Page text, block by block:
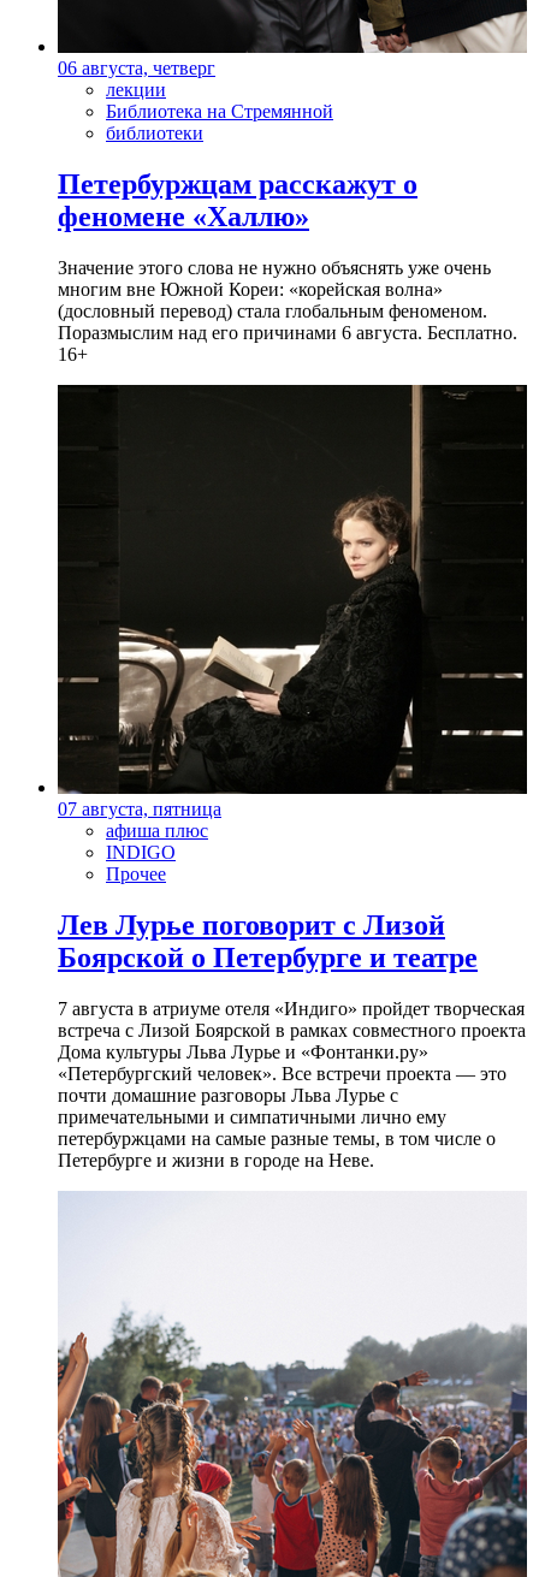
06 августа, четверг
лекции
Библиотека на Стремянной
библиотеки
Петербуржцам расскажут о
феномене «Халлю»
Значение этого слова не нужно объяснять уже очень
многим вне Южной Кореи: «корейская волна»
(дословный перевод) стала глобальным феноменом.
Поразмыслим над его причинами 6 августа. Бесплатно.
16+
07 августа, пятница
афиша плюс
INDIGO
Прочее
Лев Лурье поговорит с Лизой
Боярской о Петербурге и театре
7 августа в атриуме отеля «Индиго» пройдет творческая
встреча с Лизой Боярской в рамках совместного проекта
Дома культуры Льва Лурье и «Фонтанки.ру»
«Петербургский человек». Все встречи проекта — это
почти домашние разговоры Льва Лурье с
примечательными и симпатичными лично ему
петербуржцами на самые разные темы, в том числе о
Петербурге и жизни в городе на Неве.